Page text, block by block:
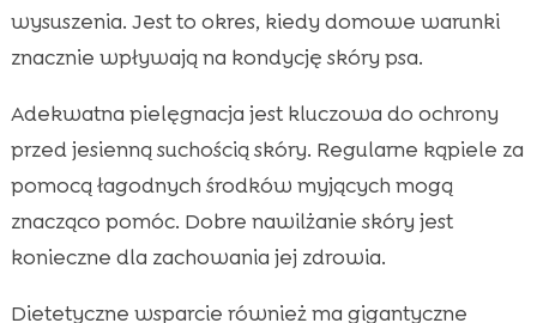
wysuszenia. Jest to okres, kiedy domowe warunki
znacznie wpływają na kondycję skóry psa.
Adekwatna pielęgnacja jest kluczowa do ochrony
przed jesienną suchością skóry. Regularne kąpiele za
pomocą łagodnych środków myjących mogą
znacząco pomóc. Dobre nawilżanie skóry jest
konieczne dla zachowania jej zdrowia.
Dietetyczne wsparcie również ma gigantyczne